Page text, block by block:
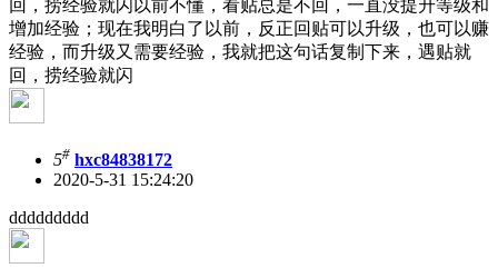
回，捞经验就闪以前不懂，看贴总是不回，一直没提升等级和
增加经验；现在我明白了以前，反正回贴可以升级，也可以赚
经验，而升级又需要经验，我就把这句话复制下来，遇贴就
回，捞经验就闪
5# hxc84838172
2020-5-31 15:24:20
ddddddddd